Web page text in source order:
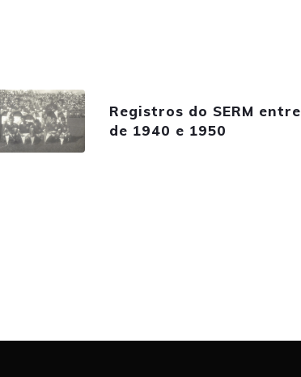
Registros do SERM
de 1940 e 1950